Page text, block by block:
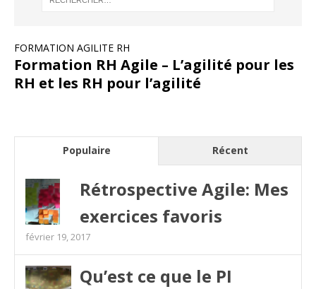
FORMATION AGILITE RH
Formation RH Agile – L’agilité pour les
RH et les RH pour l’agilité
Populaire Récent
Rétrospective Agile: Mes
exercices favoris
février 19, 2017
Qu’est ce que le PI